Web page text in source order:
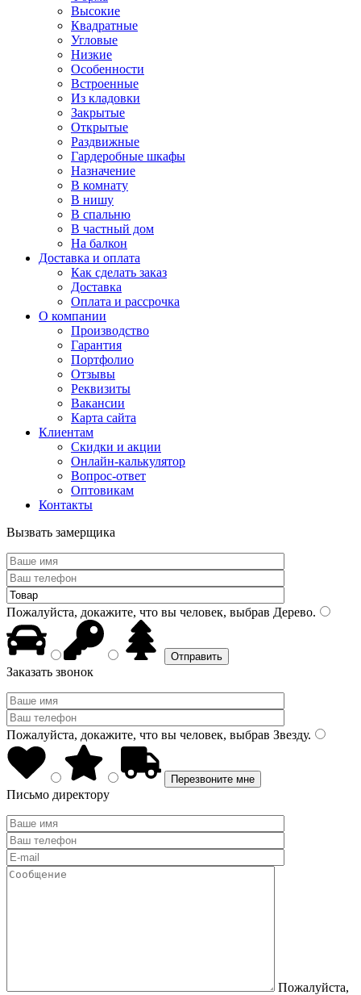
Высокие
Квадратные
Угловые
Низкие
Особенности
Встроенные
Из кладовки
Закрытые
Открытые
Раздвижные
Гардеробные шкафы
Назначение
В комнату
В нишу
В спальню
В частный дом
На балкон
Доставка и оплата
Как сделать заказ
Доставка
Оплата и рассрочка
О компании
Производство
Гарантия
Портфолио
Отзывы
Реквизиты
Вакансии
Карта сайта
Клиентам
Скидки и акции
Онлайн-калькулятор
Вопрос-ответ
Оптовикам
Контакты
Вызвать замерщика
Пожалуйста, докажите, что вы человек, выбрав Дерево.
Заказать звонок
Пожалуйста, докажите, что вы человек, выбрав Звезду.
Письмо директору
Пожалуйста,